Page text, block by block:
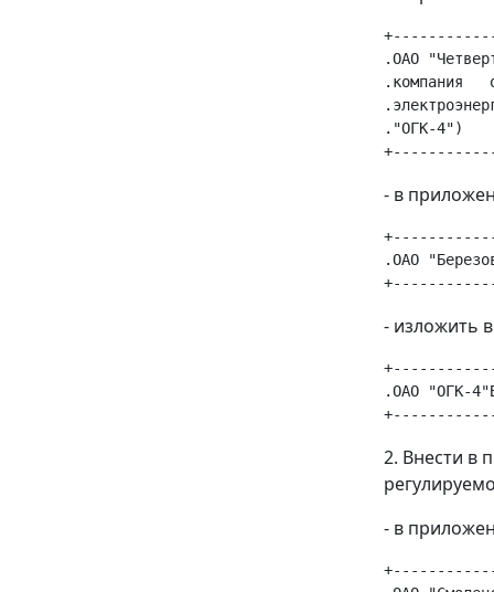
.ОАО
."ОГК-
- в
.ОАО
- изложить
.ОАО
2. Внести в
- в